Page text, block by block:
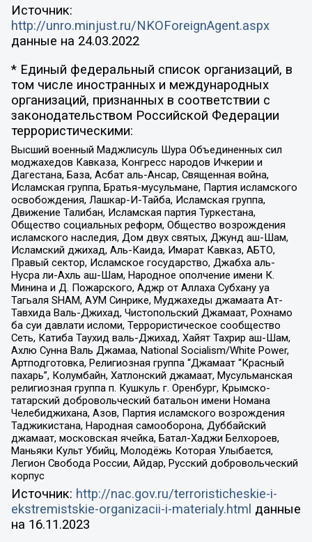
Источник:
http://unro.minjust.ru/NKOForeignAgent.aspx
данные на 24.03.2022
* Единый федеральный список организаций, в
том числе иностранных и международных
организаций, признанных в соответствии с
законодательством Российской Федерации
террористическими:
Высший военный Маджлисуль Шура Объединенных сил
моджахедов Кавказа, Конгресс народов Ичкерии и
Дагестана, База, Асбат аль-Ансар, Священная война,
Исламская группа, Братья-мусульмане, Партия исламского
освобождения, Лашкар-И-Тайба, Исламская группа,
Движение Талибан, Исламская партия Туркестана,
Общество социальных реформ, Общество возрождения
исламского наследия, Дом двух святых, Джунд аш-Шам,
Исламский джихад, Аль-Каида, Имарат Кавказ, АБТО,
Правый сектор, Исламское государство, Джабха аль-
Нусра ли-Ахль аш-Шам, Народное ополчение имени К.
Минина и Д. Пожарского, Аджр от Аллаха Субхану уа
Тагьаля SHAM, АУМ Синрике, Муджахеды джамаата Ат-
Тавхида Валь-Джихад, Чистопольский Джамаат, Рохнамо
ба суи давлати исломи, Террористическое сообщество
Сеть, Катиба Таухид валь-Джихад, Хайят Тахрир аш-Шам,
Ахлю Сунна Валь Джамаа, National Socialism/White Power,
Артподготовка, Религиозная группа “Джамаат “Красный
пахарь”, Колумбайн, Хатлонский джамаат, Мусульманская
религиозная группа п. Кушкуль г. Оренбург, Крымско-
татарский добровольческий батальон имени Номана
Челебиджихана, Азов, Партия исламского возрождения
Таджикистана, Народная самооборона, Дуббайский
джамаат, московская ячейка, Батал-Хаджи Белхороев,
Маньяки Культ Убийц, Молодёжь Которая Улыбается,
Легион Свобода России, Айдар, Русский добровольческий
корпус
Источник: http://nac.gov.ru/terroristicheskie-i-
ekstremistskie-organizacii-i-materialy.html данные
на 16.11.2023